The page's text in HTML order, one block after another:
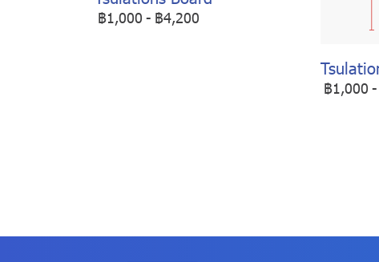
฿1,000 - ฿4,200
฿1,000 -